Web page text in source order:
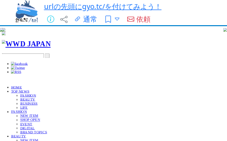
urlの先頭にgyo.tc/を付けてみよう！
通常
依頼